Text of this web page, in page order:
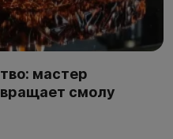
мастер
смолу